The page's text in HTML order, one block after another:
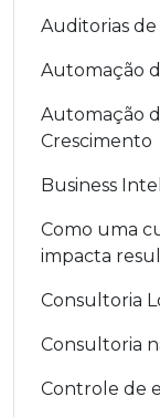
Auditorias de
Automação
Automação
Crescimento
Business
Como uma
impacta
Consultoria
Consultoria
Controle de